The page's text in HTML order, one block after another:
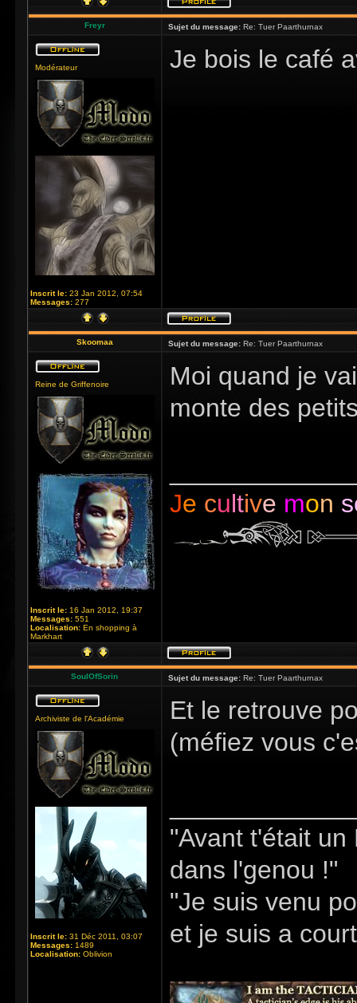
Freyr Sujet du message: Re: Tuer Paarthurnax
Modérateur
Inscrit le: 23 Jan 2012, 07:54
Messages: 277
Je bois le café
Skoomaa Sujet du message: Re: Tuer Paarthurnax
Reine de Griffenoire
Inscrit le: 16 Jan 2012, 19:37
Messages: 551
Localisation: En shopping à
Markhart
Moi quand je
monte des
Je cultive mon
SoulOfSorin Sujet du message: Re: Tuer Paarthurnax
Archiviste de l'Académie
Inscrit le: 31 Déc 2011, 03:07
Messages: 1489
Localisation: Oblivion
Et le retrouve
(méfiez vous
"Avant t'était
dans l'genou !"
"Je suis venu
et je suis a